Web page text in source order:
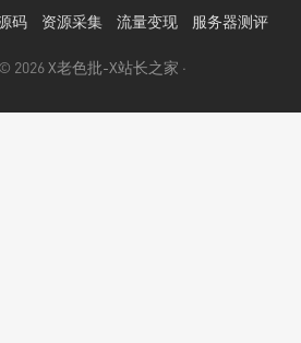
码 资源采集 流量变现 服务器测评
2026X老色批-X站长之家 ·